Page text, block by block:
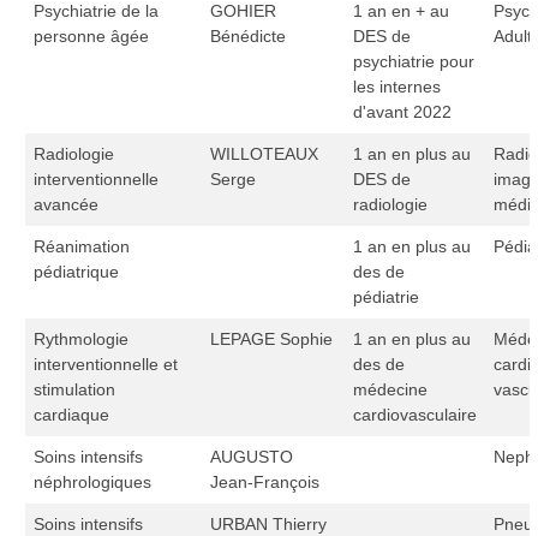
Psychiatrie de la
personne âgée
GOHIER
Bénédicte
1 an en + au
DES de
psychiatrie pour
les internes
d'avant 2022
Radiologie
interventionnelle
avancée
WILLOTEAUX
Serge
1 an en plus au
DES de
radiologie
Réanimation
pédiatrique
1 an en plus au
des de
pédiatrie
Rythmologie
interventionnelle et
stimulation
cardiaque
LEPAGE Sophie
1 an en plus au
des de
médecine
cardiovasculaire
Soins intensifs
néphrologiques
AUGUSTO
Jean-François
Soins intensifs
URBAN Thierry